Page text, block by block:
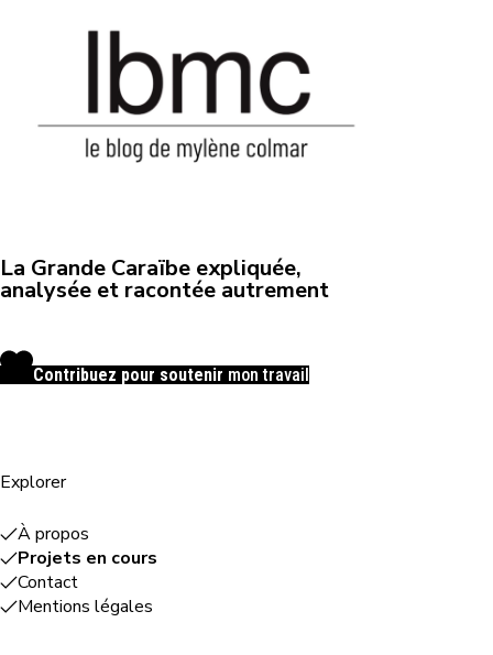
La Grande Caraïbe expliquée,
analysée et racontée autrement
Contribuez pour soutenir mon travail
Explorer
À propos
Projets en cours
Contact
Mentions légales